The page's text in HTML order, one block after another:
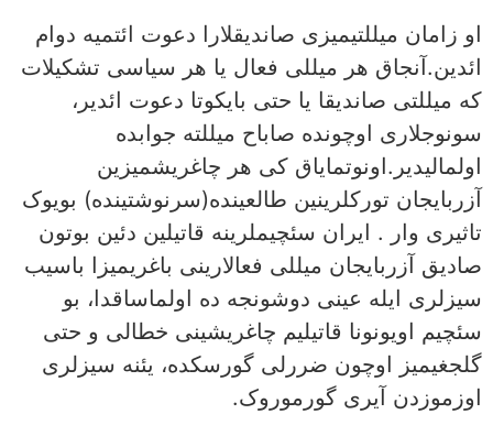
او زامان میللتیمیزی صاندیقلارا دعوت ائتمیه دوام
ائدین.آنجاق هر میللی فعال یا هر سیاسی تشکیلات
که میللتی صاندیقا یا حتی بایکوتا دعوت ائدیر،
سونوجلاری اوچونده صاباح میللته جوابده
اولمالیدیر.اونوتمایاق کی هر چاغریشمیزین
آزربایجان تورکلرینین طالعینده(سرنوشتینده) بویوک
تاثیری وار . ایران سئچیملرینه قاتیلین دئین بوتون
صادیق آزربایجان میللی فعالارینی باغریمیزا باسیب
سیزلری ایله عینی دوشونجه ده اولماساقدا، بو
سئچیم اویونونا قاتیلیم چاغریشینی خطالی و حتی
گلجغیمیز اوچون ضررلی گورسکده، یئنه سیزلری
اوزموزدن آیری گورموروک.